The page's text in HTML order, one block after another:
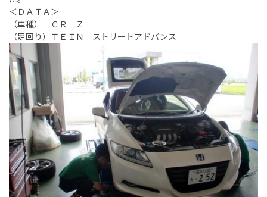
＜ＤＡＴＡ＞
（車種） ＣＲ－Ｚ
（足回り）ＴＥＩＮ ストリートアドバンス